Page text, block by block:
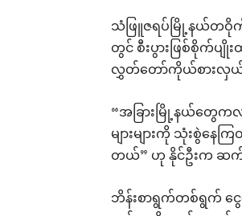
သံဖြူဇရပ်မြို့နယ်တဝိုက်
တွင် စီးပွားဖြစ်စိုက်ပ
လွှတ်တော်ကိုယ်စားလှယ်
“အခြားမြို့နယ်တွေ
များများကို သုံးစွဲန
တယ်” ဟု နိုင်ဦးက ဆက်
ဘိန်းစာရွက်တစ်ရွက် ငွေ